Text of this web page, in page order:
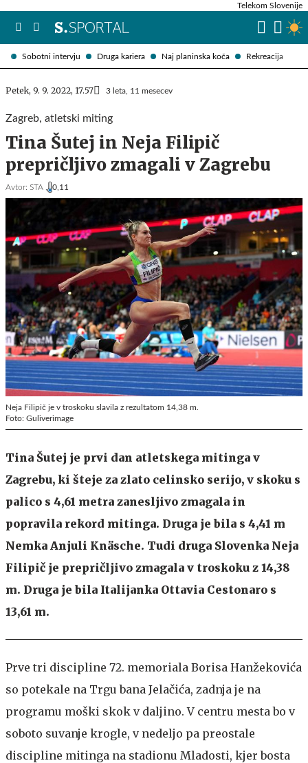
Sobotni intervju Druga kariera Naj planinska koča Rekreacija
Telekom Slovenije
Petek, 9. 9. 2022, 17.57 3 leta, 11 mesecev
Zagreb, atletski miting
Tina Šutej in Neja Filipič
prepričljivo zmagali v Zagrebu
Avtor: STA , 0,11
Neja Filipič je v troskoku slavila z rezultatom 14,38 m.
Foto: Guliverimage
Tina Šutej je prvi dan atletskega mitinga v
Zagrebu, ki šteje za zlato celinsko serijo, v skoku s
palico s 4,61 metra zanesljivo zmagala in
popravila rekord mitinga. Druga je bila s 4,41 m
Nemka Anjuli Knäsche. Tudi druga Slovenka Neja
Filipič je prepričljivo zmagala v troskoku z 14,38
m. Druga je bila Italijanka Ottavia Cestonaro s
13,61 m.
Prve tri discipline 72. memoriala Borisa Hanžekovića
so potekale na Trgu bana Jelačića, zadnja je na
programu moški skok v daljino. V centru mesta bo v
soboto suvanje krogle, v nedeljo pa preostale
discipline mitinga na stadionu Mladosti, kjer bosta